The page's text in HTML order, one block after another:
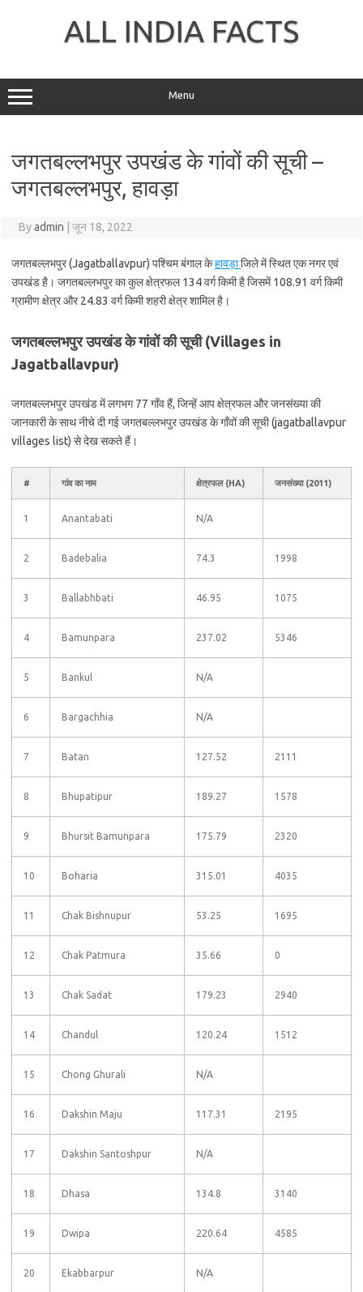
ALL INDIA FACTS
Menu
जगतबल्लभपुर उपखंड के गांवों की सूची –
जगतबल्लभपुर, हावड़ा
Byadmin जून 18, 2022
जगतबल्लभपुर (Jagatballavpur) पश्चिम बंगाल केहावड़ाजिले में स्थित एक नगर एवं
उपखंड है। जगतबल्लभपुर का कुल क्षेत्रफल 134 वर्ग किमी है जिसमें 108.91 वर्ग किमी
ग्रामीण क्षेत्र और 24.83 वर्ग किमी शहरी क्षेत्र शामिल है।
जगतबल्लभपुर उपखंड के गांवों की सूची (Villages in
Jagatballavpur)
जगतबल्लभपुर उपखंड में लगभग 77 गाँव हैं, जिन्हें आप क्षेत्रफल और जनसंख्या की
जानकारी के साथ नीचे दी गई जगतबल्लभपुर उपखंड के गाँवों की सूची (jagatballavpur
villages list) से देख सकते हैं।
# गांव का नाम क्षेत्रफल (HA) जनसंख्या (2011)
1 Anantabati N/A
2 Badebalia 74.3 1998
3 Ballabhbati 46.95 1075
4 Bamunpara 237.02 5346
5 Bankul N/A
6 Bargachhia N/A
7 Batan 127.52 2111
8 Bhupatipur 189.27 1578
9 Bhursit Bamunpara 175.79 2320
10 Boharia 315.01 4035
11 Chak Bishnupur 53.25 1695
12 Chak Patmura 35.66 0
13 Chak Sadat 179.23 2940
14 Chandul 120.24 1512
15 Chong Ghurali N/A
16 Dakshin Maju 117.31 2195
17 Dakshin Santoshpur N/A
18 Dhasa 134.8 3140
19 Dwipa 220.64 4585
20 Ekabbarpur N/A